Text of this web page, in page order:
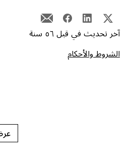
تحديث في قبل ٥٦ سنة
والأحكام
عرض